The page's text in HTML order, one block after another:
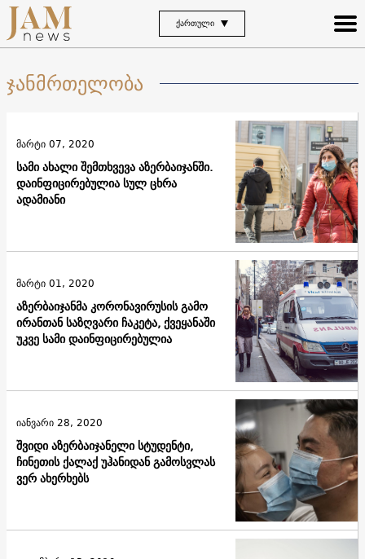
ᲥᲐᲠᲗᲣᲚᲘ
ჯანმრთელობა
სამი ახალი შემთხვევა აზერბაიჯანში.
დაინფიცირებულია სულ ცხრა
ადამიანი
მარტი 07, 2020
აზერბაიჯანმა კორონავირუსის გამო
ირანთან საზღვარი ჩაკეტა, ქვეყანაში
უკვე სამი დაინფიცირებულია
მარტი 01, 2020
შვიდი აზერბაიჯანელი სტუდენტი,
ჩინეთის ქალაქ უჰანიდან გამოსვლას
ვერ ახერხებს
იანვარი 28, 2020